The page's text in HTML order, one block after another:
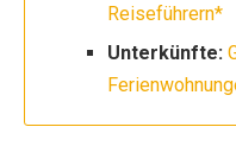
Reiseführern*
Unterkünfte: